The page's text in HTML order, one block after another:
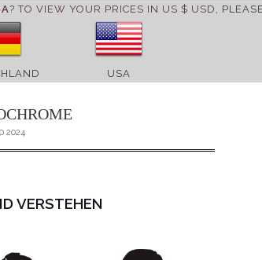
? TO VIEW YOUR PRICES IN US $ USD,
USA
2024
VERSTEHEN